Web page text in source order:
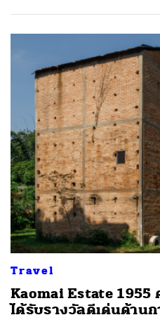
Travel
Kaomai Estate 1955
ได้รับรางวัลดีเด่นด้าน